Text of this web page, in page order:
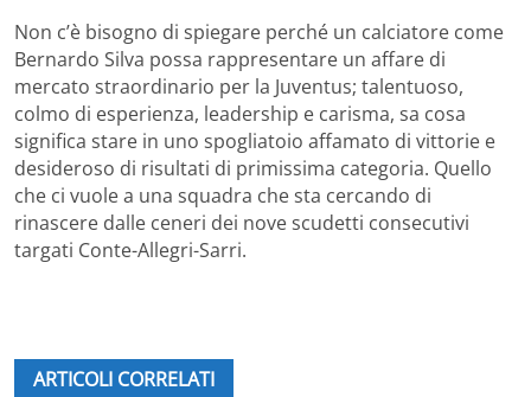
Non c’è bisogno di spiegare perché un calciatore come
Bernardo Silva possa rappresentare un affare di
mercato straordinario per la Juventus; talentuoso,
colmo di esperienza, leadership e carisma, sa cosa
significa stare in uno spogliatoio affamato di vittorie e
desideroso di risultati di primissima categoria. Quello
che ci vuole a una squadra che sta cercando di
rinascere dalle ceneri dei nove scudetti consecutivi
targati Conte-Allegri-Sarri.
ARTICOLI CORRELATI